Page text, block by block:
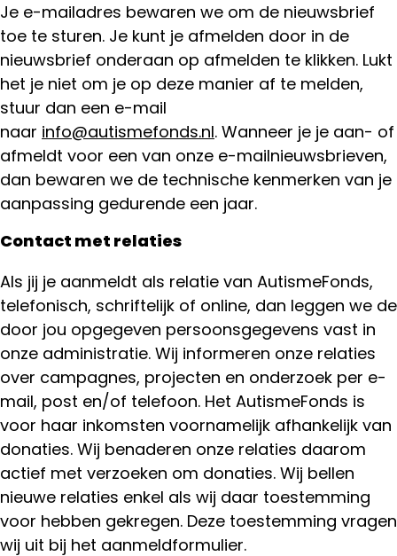
Je e-mailadres bewaren we om de nieuwsbrief
toe te sturen. Je kunt je afmelden door in de
nieuwsbrief onderaan op afmelden te klikken. Lukt
het je niet om je op deze manier af te melden,
stuur dan een e-mail
naar info@autismefonds.nl. Wanneer je je aan- of
afmeldt voor een van onze e-mailnieuwsbrieven,
dan bewaren we de technische kenmerken van je
aanpassing gedurende een jaar.
Contact met relaties
Als jij je aanmeldt als relatie van AutismeFonds,
telefonisch, schriftelijk of online, dan leggen we de
door jou opgegeven persoonsgegevens vast in
onze administratie. Wij informeren onze relaties
over campagnes, projecten en onderzoek per e-
mail, post en/of telefoon. Het AutismeFonds is
voor haar inkomsten voornamelijk afhankelijk van
donaties. Wij benaderen onze relaties daarom
actief met verzoeken om donaties. Wij bellen
nieuwe relaties enkel als wij daar toestemming
voor hebben gekregen. Deze toestemming vragen
wij uit bij het aanmeldformulier.